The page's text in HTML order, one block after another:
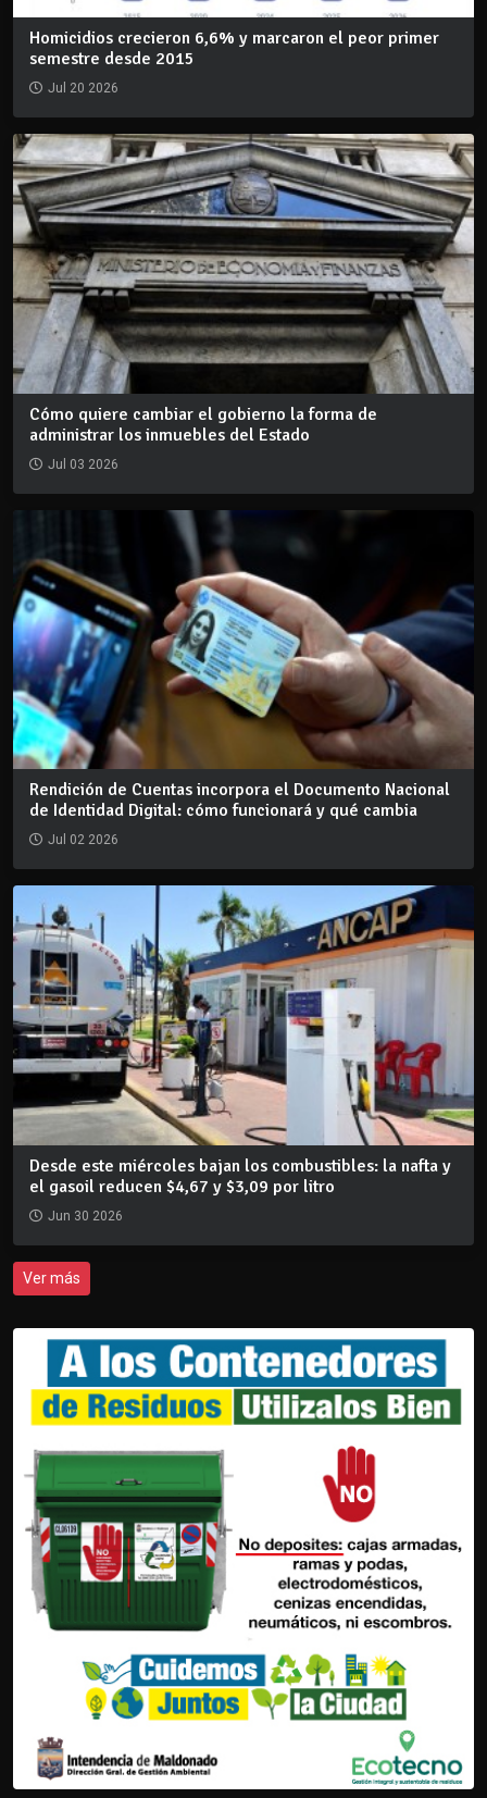
Homicidios crecieron 6,6% y marcaron el peor primer
semestre desde 2015
Jul 20 2026
Cómo quiere cambiar el gobierno la forma de
administrar los inmuebles del Estado
Jul 03 2026
Rendición de Cuentas incorpora el Documento Nacional
de Identidad Digital: cómo funcionará y qué cambia
Jul 02 2026
Desde este miércoles bajan los combustibles: la nafta y
el gasoil reducen $4,67 y $3,09 por litro
Jun 30 2026
Ver más